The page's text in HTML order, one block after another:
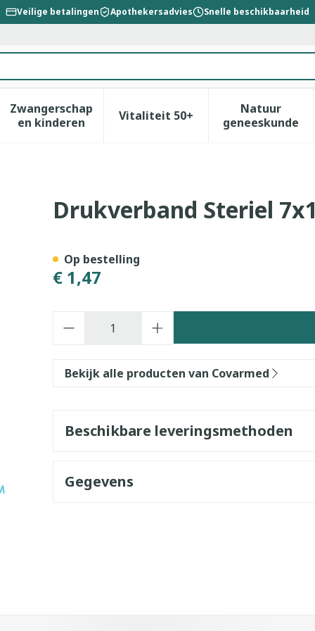
Veilige betalingen Apothekersadvies Snelle beschikbaarheid
verzorging en hygiëne categorie
voor Dieet, voeding en vitamines categorie
Zwangerschap
en kinderenToon submenu voor Zwangerschap en
Vitaliteit 50+Toon submenu voor
Natuur
geneeskunde
Toon
1 4101b Covarmed
Drukverband Steriel
€ 1,47
Op bestelling
Bekijk alle producten van Covarmed
Beschikbare leveringsmethoden
Gegevens